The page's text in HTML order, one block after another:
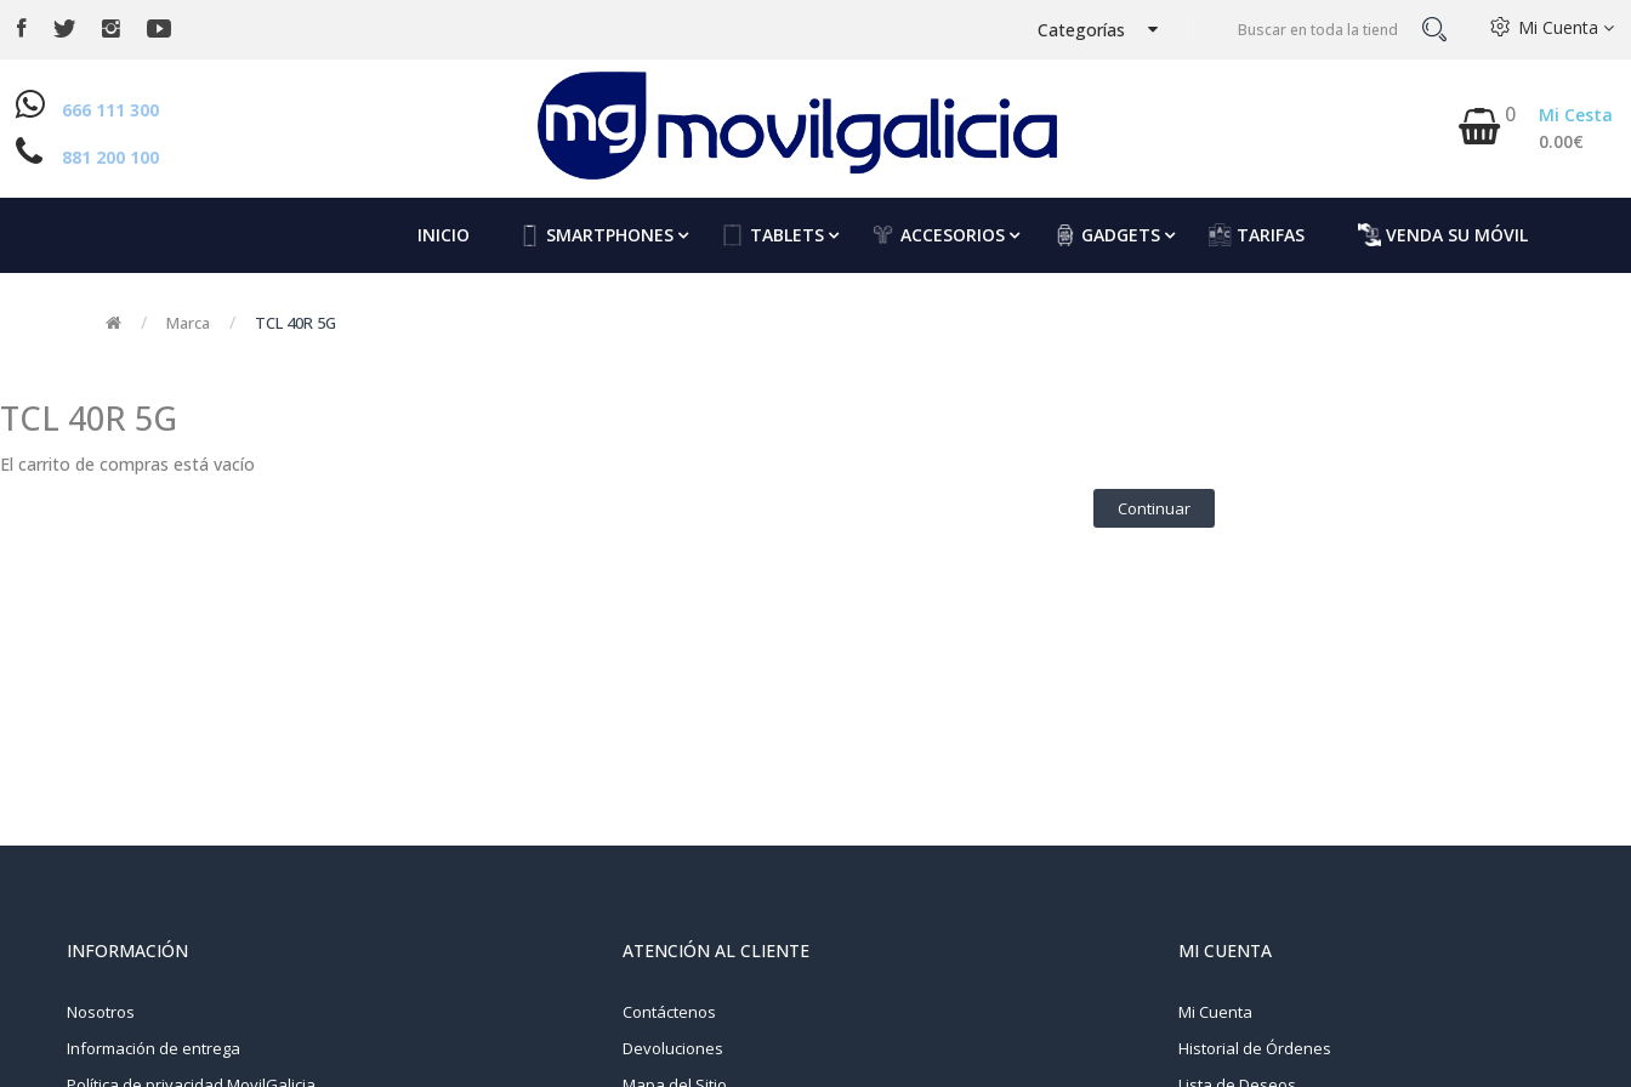
Categorías Mi Cuenta
666 111 300
881 200 100
0
Mi Cesta
0.00€
INICIO SMARTPHONES TABLETS ACCESORIOS GADGETS TARIFAS VENDA SU MÓVIL
Marca TCL 40R 5G
TCL 40R 5G
El carrito de compras está vacío
Continuar
INFORMACIÓN
Nosotros
Información de entrega
ATENCIÓN AL CLIENTE
Contáctenos
Devoluciones
MI CUENTA
Mi Cuenta
Historial de Órdenes